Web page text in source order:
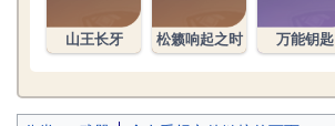
山王长牙 松籁响起之时 万能钥匙